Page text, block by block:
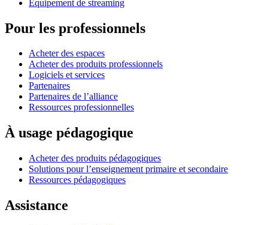
Équipement de streaming
Pour les professionnels
Acheter des espaces
Acheter des produits professionnels
Logiciels et services
Partenaires
Partenaires de l’alliance
Ressources professionnelles
À usage pédagogique
Acheter des produits pédagogiques
Solutions pour l’enseignement primaire et secondaire
Ressources pédagogiques
Assistance